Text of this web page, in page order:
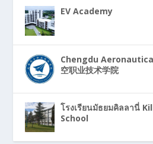
EV Academy
Chengdu
空职业技术学院
โรงเรียนมัธยมคิลลานี่
School